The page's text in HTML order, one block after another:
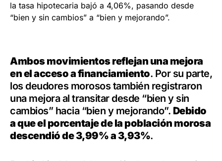
la tasa hipotecaria bajó a 4,06%, pasando desde
“bien y sin cambios” a “bien y mejorando”.
Ambos movimientos reflejan una mejora
en el acceso a financiamiento. Por su parte,
los deudores morosos también registraron
una mejora al transitar desde “bien y sin
cambios” hacia “bien y mejorando”. Debido
a que el porcentaje de la población morosa
descendió de 3,99% a 3,93%.